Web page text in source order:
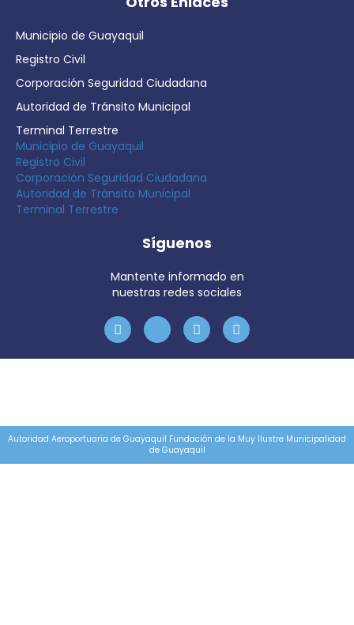
Municipio de Guayaquil
Registro Civil
Corporación Seguridad Ciudadana
Autoridad de Tránsito Municipal
Terminal Terrestre
Municipio de Guayaquil
Registro Civil
Corporación Seguridad Ciudadana
Autoridad de Tránsito Municipal
Terminal Terrestre
Síguenos
Mantente informado en
nuestras redes sociales
Autoridad Aeroportuaria de Guayaquil Fundación de la Muy Ilustre Municipalidad
de Guayaquil